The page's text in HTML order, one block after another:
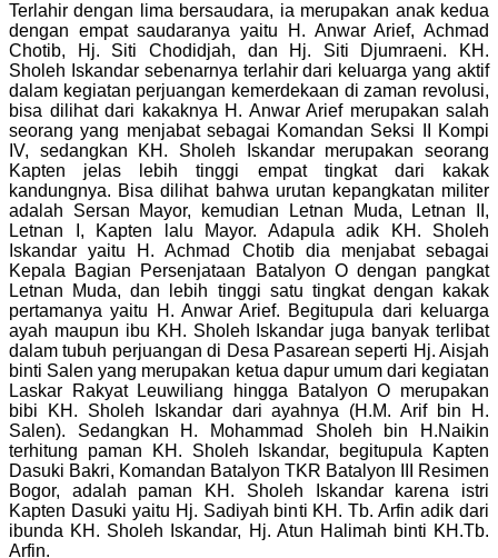
Terlahir dengan lima bersaudara, ia merupakan anak kedua
dengan empat saudaranya yaitu H. Anwar Arief, Achmad
Chotib, Hj. Siti Chodidjah, dan Hj. Siti Djumraeni. KH.
Sholeh Iskandar sebenarnya terlahir dari keluarga yang aktif
dalam kegiatan perjuangan kemerdekaan di zaman revolusi,
bisa dilihat dari kakaknya H. Anwar Arief merupakan salah
seorang yang menjabat sebagai Komandan Seksi II Kompi
IV, sedangkan KH. Sholeh Iskandar merupakan seorang
Kapten jelas lebih tinggi empat tingkat dari kakak
kandungnya. Bisa dilihat bahwa urutan kepangkatan militer
adalah Sersan Mayor, kemudian Letnan Muda, Letnan II,
Letnan I, Kapten lalu Mayor. Adapula adik KH. Sholeh
Iskandar yaitu H. Achmad Chotib dia menjabat sebagai
Kepala Bagian Persenjataan Batalyon O dengan pangkat
Letnan Muda, dan lebih tinggi satu tingkat dengan kakak
pertamanya yaitu H. Anwar Arief. Begitupula dari keluarga
ayah maupun ibu KH. Sholeh Iskandar juga banyak terlibat
dalam tubuh perjuangan di Desa Pasarean seperti Hj. Aisjah
binti Salen yang merupakan ketua dapur umum dari kegiatan
Laskar Rakyat Leuwiliang hingga Batalyon O merupakan
bibi KH. Sholeh Iskandar dari ayahnya (H.M. Arif bin H.
Salen). Sedangkan H. Mohammad Sholeh bin H.Naikin
terhitung paman KH. Sholeh Iskandar, begitupula Kapten
Dasuki Bakri, Komandan Batalyon TKR Batalyon III Resimen
Bogor, adalah paman KH. Sholeh Iskandar karena istri
Kapten Dasuki yaitu Hj. Sadiyah binti KH. Tb. Arfin adik dari
ibunda KH. Sholeh Iskandar, Hj. Atun Halimah binti KH.Tb.
Arfin.